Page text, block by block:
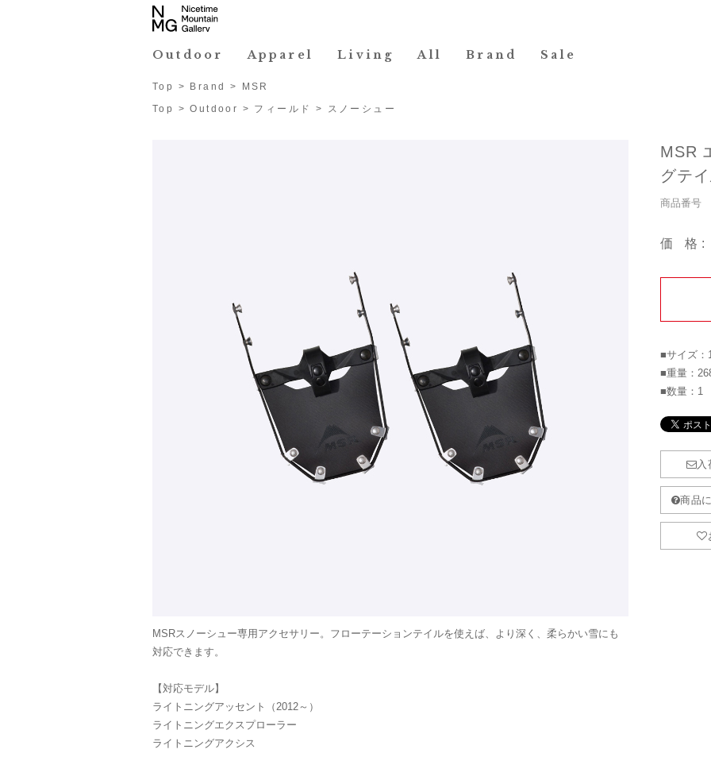
Outdoor Apparel Living All Brand Sale
Top > Brand >
MSR
Top
>Outdoor > フィールド > スノーシュー
MSR
グテ
商品番号
価格
■サイズ：
■重量：
■数量：1
MSRスノーシュー専用アクセサリー。フローテーションテイルを使えば、より深く、柔らかい雪にも
対応できます。
【対応モデル】
ライトニングアッセント（2012～）
ライトニングエクスプローラー
ライトニングアクシス